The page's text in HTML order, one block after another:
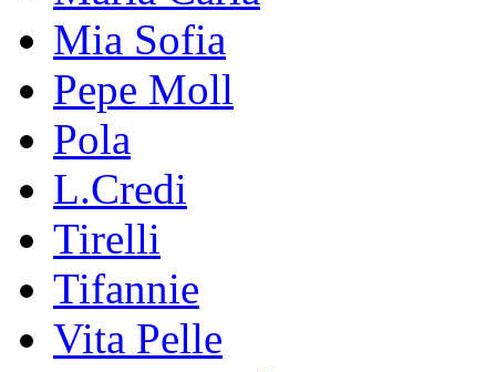
Mia Sofia
Pepe Moll
Pola
L.Credi
Tirelli
Tifannie
Vita Pelle